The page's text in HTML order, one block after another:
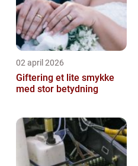
02 april 2026
Giftering et lite smykke
med stor betydning